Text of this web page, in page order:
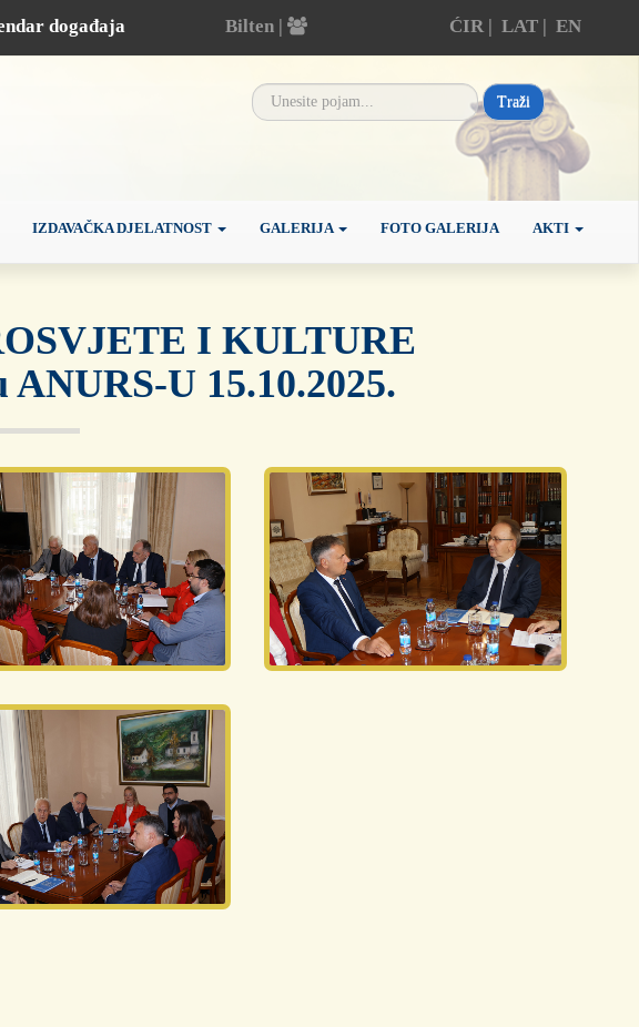
događaja Bilten | ĆIR | LAT| EN
Traži
IZDAVAČKA DJELATNOST GALERIJA FOTO GALERIJA AKTI
I KULTURE
U 15.10.2025.